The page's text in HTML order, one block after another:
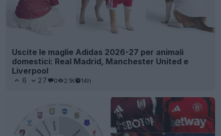
Uscite le maglie Adidas 2026-27 per animali
domestici: Real Madrid, Manchester United e
Liverpool
6 27 0 2.1K 14h